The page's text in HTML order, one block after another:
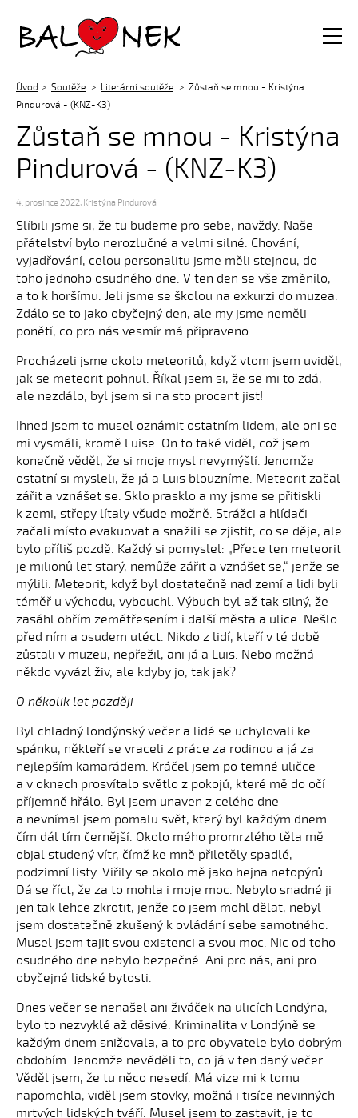
Balónek z.s.
Úvod Soutěže Literární soutěže
Zůstaň se mnou - Kristýna
Pindurová - (KNZ-K3)
Zůstaň se mnou - Kristýna
Pindurová - (KNZ-K3)
4. prosince 2022, Kristýna Pindurová
Slíbili jsme si, že tu budeme pro sebe, navždy. Naše
přátelství bylo nerozlučné a velmi silné. Chování,
vyjadřování, celou personalitu jsme měli stejnou, do
toho jednoho osudného dne. V ten den se vše změnilo,
a to k horšímu. Jeli jsme se školou na exkurzi do muzea.
Zdálo se to jako obyčejný den, ale my jsme neměli
ponětí, co pro nás vesmír má připraveno.
Procházeli jsme okolo meteoritů, když vtom jsem uviděl,
jak se meteorit pohnul. Říkal jsem si, že se mi to zdá,
ale nezdálo, byl jsem si na sto procent jist!
Ihned jsem to musel oznámit ostatním lidem, ale oni se
mi vysmáli, kromě Luise. On to také viděl, což jsem
konečně věděl, že si moje mysl nevymýšlí. Jenomže
ostatní si mysleli, že já a Luis blouzníme. Meteorit začal
zářit a vznášet se. Sklo prasklo a my jsme se přitiskli
k zemi, střepy lítaly všude možně. Strážci a hlídači
začali místo evakuovat a snažili se zjistit, co se děje, ale
bylo příliš pozdě. Každý si pomyslel: „Přece ten meteorit
je milionů let starý, nemůže zářit a vznášet se,“ jenže se
mýlili. Meteorit, když byl dostatečně nad zemí a lidi byli
téměř u východu, vybouchl. Výbuch byl až tak silný, že
zasáhl obřím zemětřesením i další města a ulice. Nešlo
před ním a osudem utéct. Nikdo z lidí, kteří v té době
zůstali v muzeu, nepřežil, ani já a Luis. Nebo možná
někdo vyvázl živ, ale kdyby jo, tak jak?
O několik let později
Byl chladný londýnský večer a lidé se uchylovali ke
spánku, někteří se vraceli z práce za rodinou a já za
nejlepším kamarádem. Kráčel jsem po temné uličce
a v oknech prosvítalo světlo z pokojů, které mě do očí
příjemně hřálo. Byl jsem unaven z celého dne
a nevnímal jsem pomalu svět, který byl každým dnem
čím dál tím černější. Okolo mého promrzlého těla mě
objal studený vítr, čímž ke mně přiletěly spadlé,
podzimní listy. Vířily se okolo mě jako hejna netopýrů.
Dá se říct, že za to mohla i moje moc. Nebylo snadné ji
jen tak lehce zkrotit, jenže co jsem mohl dělat, nebyl
jsem dostatečně zkušený k ovládání sebe samotného.
Musel jsem tajit svou existenci a svou moc. Nic od toho
osudného dne nebylo bezpečné. Ani pro nás, ani pro
obyčejné lidské bytosti.
Dnes večer se nenašel ani živáček na ulicích Londýna,
bylo to nezvyklé až děsivé. Kriminalita v Londýně se
každým dnem snižovala, a to pro obyvatele bylo dobrým
obdobím. Jenomže nevěděli to, co já v ten daný večer.
Věděl jsem, že tu něco nesedí. Má vize mi k tomu
napomohla, viděl jsem stovky, možná i tisíce nevinných
mrtvých lidských tváří. Musel jsem to zastavit, je to